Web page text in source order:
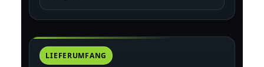
LIEFERUMFANG